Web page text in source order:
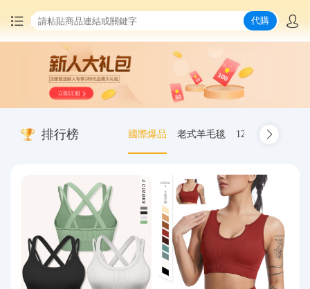
中國商品代購
集運服務
最新公告
物流資訊
代購
排行榜 國際爆品 老式羊毛毯 12.00-20 truck